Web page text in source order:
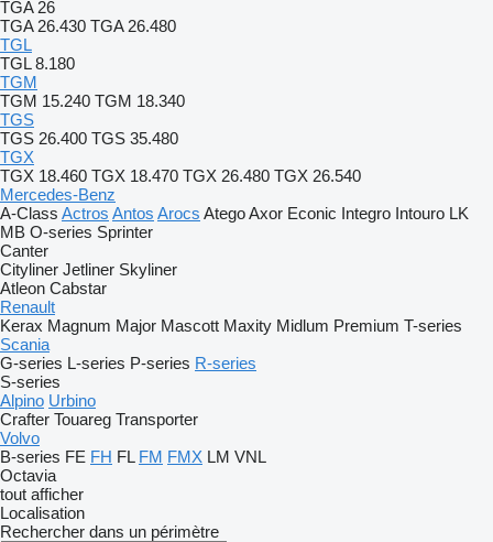
TGA 26
TGA 26.430 TGA 26.480
TGL
TGL 8.180
TGM
TGM 15.240 TGM 18.340
TGS
TGS 26.400 TGS 35.480
TGX
TGX 18.460 TGX 18.470 TGX 26.480 TGX 26.540
Mercedes-Benz
A-Class Actros Antos Arocs AtegoAxor Econic Integro Intouro LK
MB O-series Sprinter
Canter
Cityliner Jetliner Skyliner
Atleon Cabstar
Renault
Kerax Magnum Major Mascott Maxity Midlum Premium T-series
Scania
G-series L-series P-series R-series
S-series
Alpino Urbino
Crafter Touareg Transporter
Volvo
B-series FE FH FL FM FMX LM VNL
Octavia
tout afficher
Localisation
Rechercher dans un périmètre